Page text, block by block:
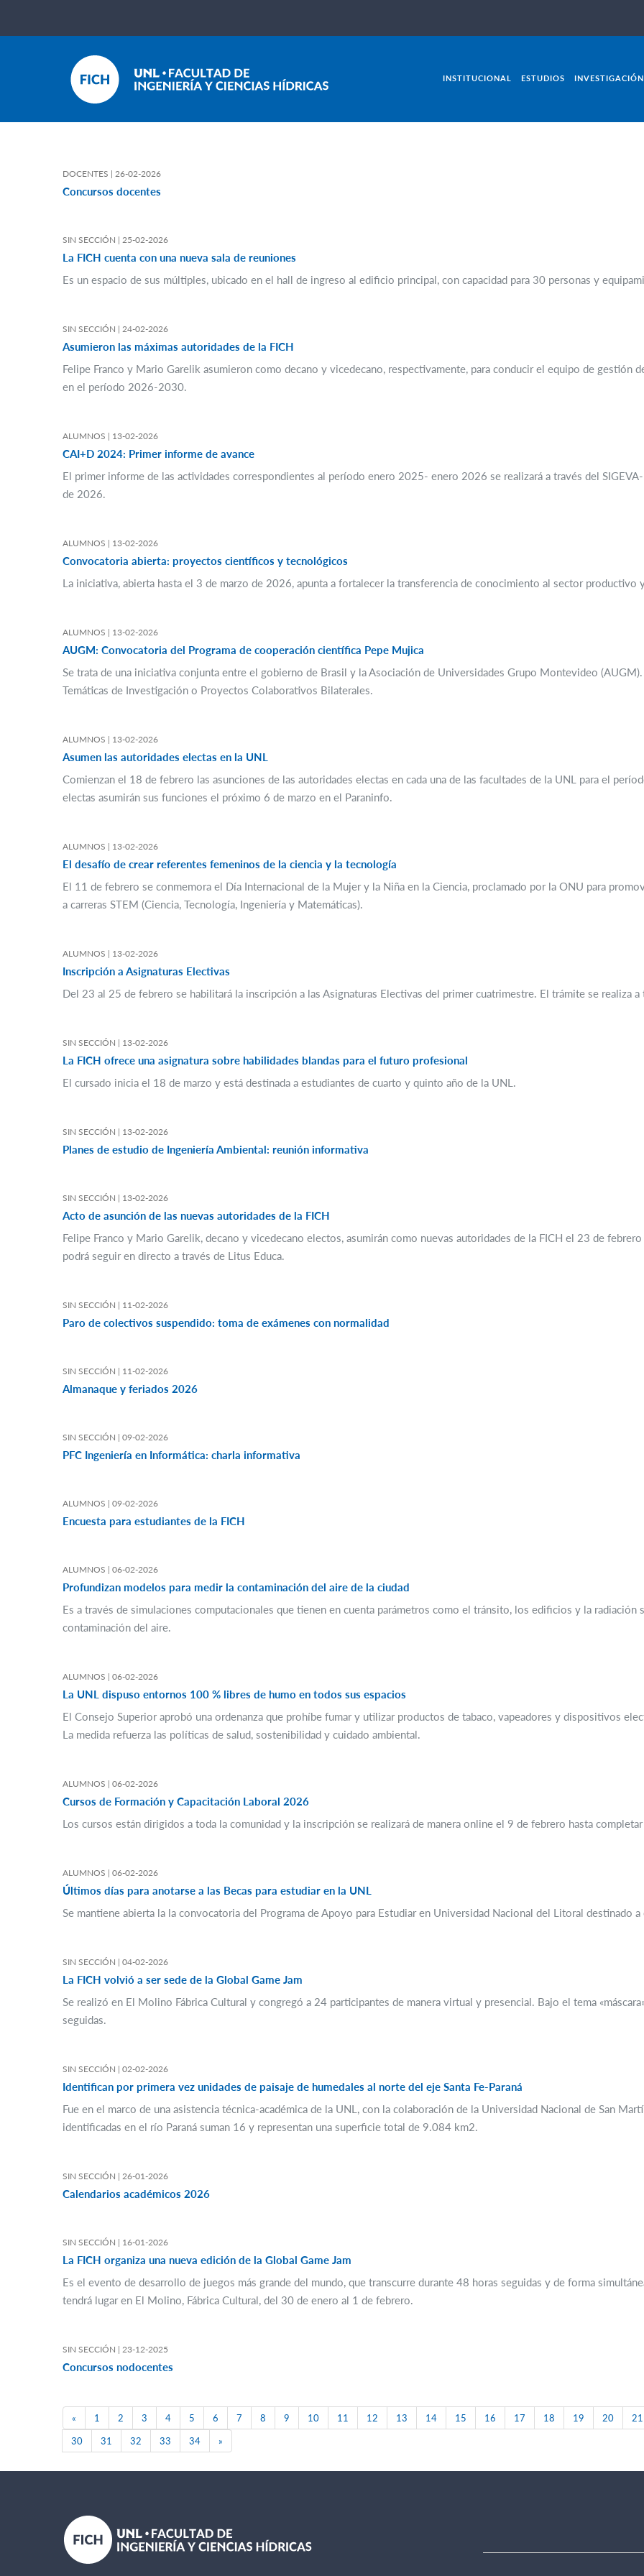
INSTITUCIONAL ESTUDIOS INVESTIGACIÓN
DOCENTES | 26-02-2026
Concursos docentes
SIN SECCIÓN | 25-02-2026
La FICH cuenta con una nueva sala de reuniones
Es un espacio de sus múltiples, ubicado en el hall de ingreso al edificio principal, con capacidad para 30 personas y
SIN SECCIÓN | 24-02-2026
Asumieron las máximas autoridades de la FICH
Felipe Franco y Mario Garelik asumieron como decano y vicedecano, respectivamente, para conducir el equipo de gestión
en el período 2026-2030.
ALUMNOS | 13-02-2026
CAI+D 2024: Primer informe de avance
El primer informe de las actividades correspondientes al período enero 2025- enero 2026 se realizará a través del
de 2026.
ALUMNOS | 13-02-2026
Convocatoria abierta: proyectos científicos y tecnológicos
La iniciativa, abierta hasta el 3 de marzo de 2026, apunta a fortalecer la transferencia de conocimiento al sector productivo
ALUMNOS | 13-02-2026
AUGM: Convocatoria del Programa de cooperación científica Pepe Mujica
Se trata de una iniciativa conjunta entre el gobierno de Brasil y la Asociación de Universidades Grupo Montevideo
Temáticas de Investigación o Proyectos Colaborativos Bilaterales.
ALUMNOS | 13-02-2026
Asumen las autoridades electas en la UNL
Comienzan el 18 de febrero las asunciones de las autoridades electas en cada una de las facultades de la UNL para el
electas asumirán sus funciones el próximo 6 de marzo en el Paraninfo.
ALUMNOS | 13-02-2026
El desafío de crear referentes femeninos de la ciencia y la tecnología
El 11 de febrero se conmemora el Día Internacional de la Mujer y la Niña en la Ciencia, proclamado por la ONU para
a carreras STEM (Ciencia, Tecnología, Ingeniería y Matemáticas).
ALUMNOS | 13-02-2026
Inscripción a Asignaturas Electivas
Del 23 al 25 de febrero se habilitará la inscripción a las Asignaturas Electivas del primer cuatrimestre. El trámite se realiza a
SIN SECCIÓN | 13-02-2026
La FICH ofrece una asignatura sobre habilidades blandas para el futuro profesional
El cursado inicia el 18 de marzo y está destinada a estudiantes de cuarto y quinto año de la UNL.
SIN SECCIÓN | 13-02-2026
Planes de estudio de Ingeniería Ambiental: reunión informativa
SIN SECCIÓN | 13-02-2026
Acto de asunción de las nuevas autoridades de la FICH
Felipe Franco y Mario Garelik, decano y vicedecano electos, asumirán como nuevas autoridades de la FICH el 23 de
podrá seguir en directo a través de Litus Educa.
SIN SECCIÓN | 11-02-2026
Paro de colectivos suspendido: toma de exámenes con normalidad
SIN SECCIÓN | 11-02-2026
Almanaque y feriados 2026
SIN SECCIÓN | 09-02-2026
PFC Ingeniería en Informática: charla informativa
ALUMNOS | 09-02-2026
Encuesta para estudiantes de la FICH
ALUMNOS | 06-02-2026
Profundizan modelos para medir la contaminación del aire de la ciudad
Es a través de simulaciones computacionales que tienen en cuenta parámetros como el tránsito, los edificios y la radiación
contaminación del aire.
ALUMNOS | 06-02-2026
La UNL dispuso entornos 100 % libres de humo en todos sus espacios
El Consejo Superior aprobó una ordenanza que prohíbe fumar y utilizar productos de tabaco, vapeadores y dispositivos
La medida refuerza las políticas de salud, sostenibilidad y cuidado ambiental.
ALUMNOS | 06-02-2026
Cursos de Formación y Capacitación Laboral 2026
Los cursos están dirigidos a toda la comunidad y la inscripción se realizará de manera online el 9 de febrero hasta completar
ALUMNOS | 06-02-2026
Últimos días para anotarse a las Becas para estudiar en la UNL
Se mantiene abierta la la convocatoria del Programa de Apoyo para Estudiar en Universidad Nacional del Litoral destinado
SIN SECCIÓN | 04-02-2026
La FICH volvió a ser sede de la Global Game Jam
Se realizó en El Molino Fábrica Cultural y congregó a 24 participantes de manera virtual y presencial. Bajo el tema
seguidas.
SIN SECCIÓN | 02-02-2026
Identifican por primera vez unidades de paisaje de humedales al norte del eje Santa Fe-Paraná
Fue en el marco de una asistencia técnica-académica de la UNL, con la colaboración de la Universidad Nacional de San
identificadas en el río Paraná suman 16 y representan una superficie total de 9.084 km2.
SIN SECCIÓN | 26-01-2026
Calendarios académicos 2026
SIN SECCIÓN | 16-01-2026
La FICH organiza una nueva edición de la Global Game Jam
Es el evento de desarrollo de juegos más grande del mundo, que transcurre durante 48 horas seguidas y de forma
tendrá lugar en El Molino, Fábrica Cultural, del 30 de enero al 1 de febrero.
SIN SECCIÓN | 23-12-2025
Concursos nodocentes
« Previous
1 2 3 4 5 6 7 8 9 10 11 12 13 14 15 16 17 18 19 20 21
30
31 32 33 34 »